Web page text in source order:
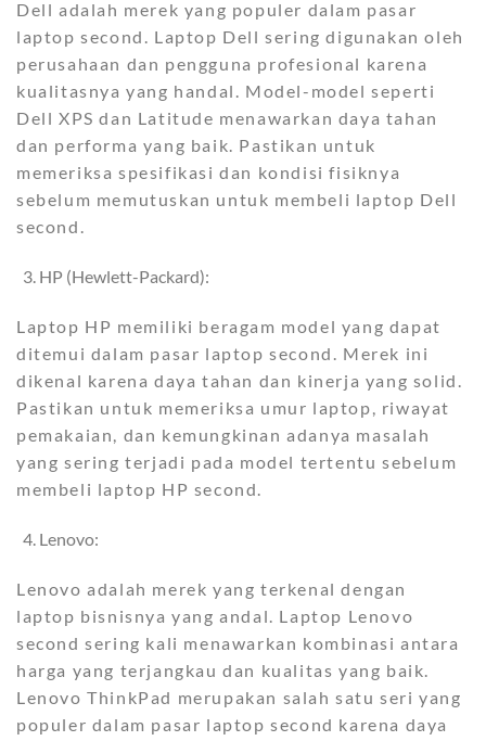
Dell adalah merek yang populer dalam pasar
laptop second. Laptop Dell sering digunakan oleh
perusahaan dan pengguna profesional karena
kualitasnya yang handal. Model-model seperti
Dell XPS dan Latitude menawarkan daya tahan
dan performa yang baik. Pastikan untuk
memeriksa spesifikasi dan kondisi fisiknya
sebelum memutuskan untuk membeli laptop Dell
second.
HP (Hewlett-Packard):
Laptop HP memiliki beragam model yang dapat
ditemui dalam pasar laptop second. Merek ini
dikenal karena daya tahan dan kinerja yang solid.
Pastikan untuk memeriksa umur laptop, riwayat
pemakaian, dan kemungkinan adanya masalah
yang sering terjadi pada model tertentu sebelum
membeli laptop HP second.
Lenovo:
Lenovo adalah merek yang terkenal dengan
laptop bisnisnya yang andal. Laptop Lenovo
second sering kali menawarkan kombinasi antara
harga yang terjangkau dan kualitas yang baik.
Lenovo ThinkPad merupakan salah satu seri yang
populer dalam pasar laptop second karena daya